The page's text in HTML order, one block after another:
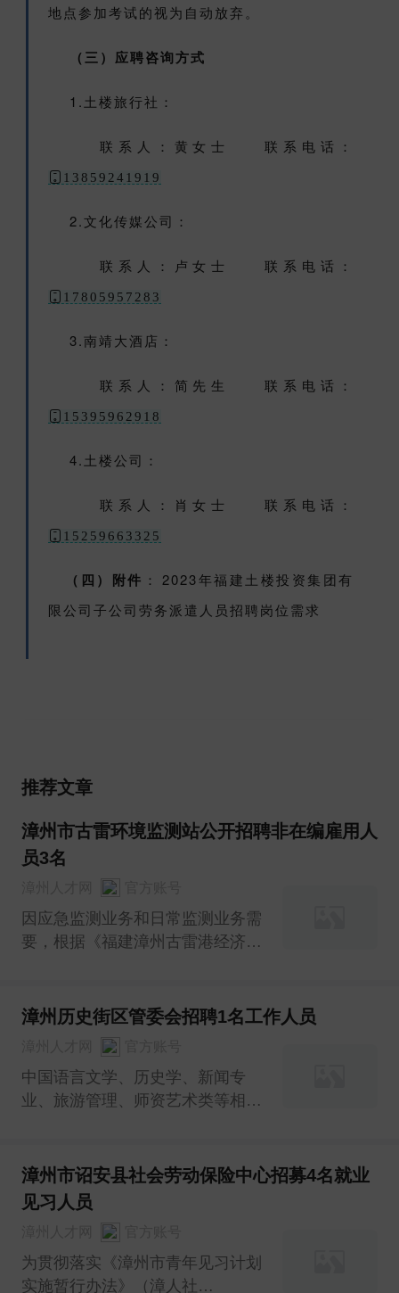
地点参加考试的视为自动放弃。
（三）应聘咨询方式
1.土楼旅行社：
联系人：黄女士 联系电话：
13859241919
2.文化传媒公司：
联系人：卢女士 联系电话：
17805957283
3.南靖大酒店：
联系人：简先生 联系电话：
15395962918
4.土楼公司：
联系人：肖女士 联系电话：
15259663325
（四）附件 ：
2023年福建土楼投资集团有
限公司子公司劳务派遣人员招聘岗位需求
推荐文章
漳州市古雷环境监测站公开招聘非在编雇用人
员3名
因应急监测业务和日常监测业务需
要，根据《福建漳州古雷港经济开
会公开招聘非在编雇用人员3名。
漳州历史街区管委会招聘1名工作人员
中国语言文学、历史学、新闻专
业、旅游管理、师资艺术类等相关
漳州市诏安县社会劳动保险中心招募4名就业
见习人员
为贯彻落实《漳州市青年见习计划
实施暂行办法》（漳人社